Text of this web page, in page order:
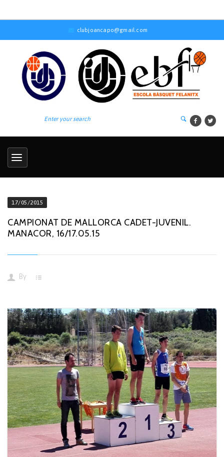
clubjoancapo@gmail.com
17/05/2015
CAMPIONAT DE MALLORCA CADET-JUVENIL.
MANACOR, 16/17.05.15
By